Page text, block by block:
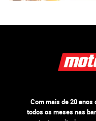
Com mais de 20 anos
todos os meses nas